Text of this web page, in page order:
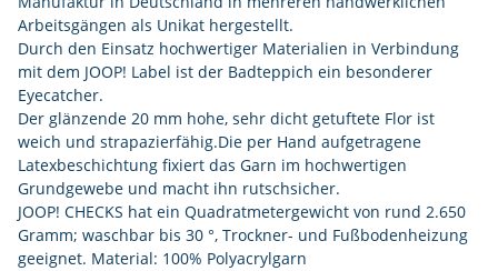
Arbeitsgängen als Unikat hergestellt.
Durch den Einsatz hochwertiger Materialien in Verbindung
mit dem JOOP! Label ist der Badteppich ein besonderer
Eyecatcher.
Der glänzende 20 mm hohe, sehr dicht getuftete Flor ist
weich und strapazierfähig.Die per Hand aufgetragene
Latexbeschichtung fixiert das Garn im hochwertigen
Grundgewebe und macht ihn rutschsicher.
JOOP! CHECKS hat ein Quadratmetergewicht von rund 2.650
Gramm; waschbar bis 30 °, Trockner- und Fußbodenheizung
geeignet. Material: 100% Polyacrylgarn